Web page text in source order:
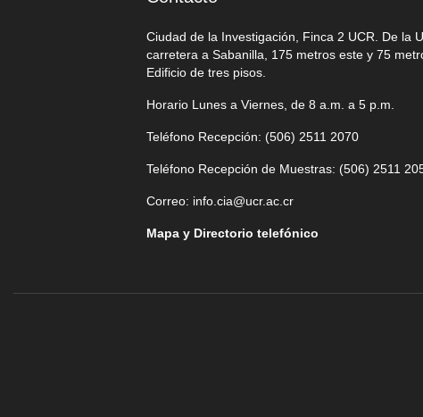
Ciudad de la Investigación, Finca 2 UCR. De la
carretera a Sabanilla, 175 metros este y 75
Edificio de tres pisos.
Horario Lunes a Viernes, de 8 a.m. a 5 p.m.
Teléfono Recepción: (506) 2511 2070
Teléfono Recepción de Muestras: (506) 2511
Correo: info.cia@ucr.ac.cr
Mapa y Directorio telefónico